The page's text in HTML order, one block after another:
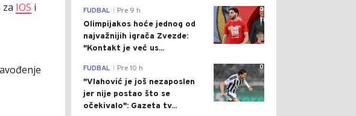
IOS i
0
FUDBAL Pre 9 h
Olimpijakos hoće jednog od
najvažnijih igrača Zvezde:
"Kontakt je već us...
0
FUDBAL Pre 10 h
"Vlahović je još nezaposlen
jer nije postao što se
očekivalo": Gazeta tv...